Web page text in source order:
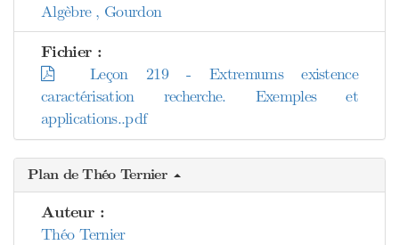
Algèbre , Gourdon
Fichier :
Leçon 219 - Extremums existence
caractérisation recherche. Exemples et
applications..pdf
Plan de Théo Ternier
Auteur :
Théo Ternier